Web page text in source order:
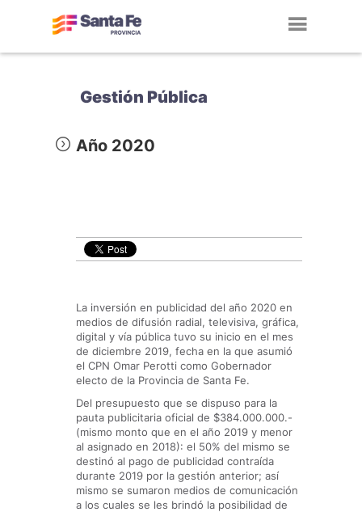
Gestión Pública
Año 2020
La inversión en publicidad del año 2020 en
medios de difusión radial, televisiva, gráfica,
digital y vía pública tuvo su inicio en el mes
de diciembre 2019, fecha en la que asumió
el CPN Omar Perotti como Gobernador
electo de la Provincia de Santa Fe.
Del presupuesto que se dispuso para la
pauta publicitaria oficial de $384.000.000.-
(mismo monto que en el año 2019 y menor
al asignado en 2018): el 50% del mismo se
destinó al pago de publicidad contraída
durante 2019 por la gestión anterior; así
mismo se sumaron medios de comunicación
a los cuales se les brindó la posibilidad de